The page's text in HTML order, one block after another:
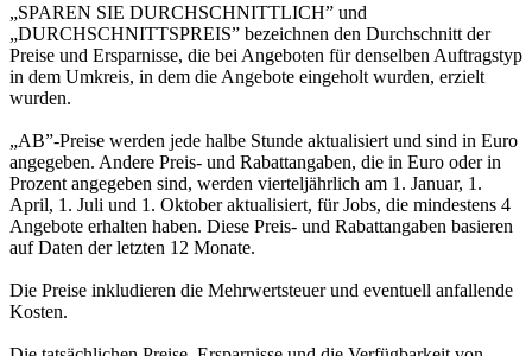
„SPAREN SIE DURCHSCHNITTLICH” und
„DURCHSCHNITTSPREIS” bezeichnen den Durchschnitt der
Preise und Ersparnisse, die bei Angeboten für denselben Auftragstyp
in dem Umkreis, in dem die Angebote eingeholt wurden, erzielt
wurden.
„AB”-Preise werden jede halbe Stunde aktualisiert und sind in Euro
angegeben. Andere Preis- und Rabattangaben, die in Euro oder in
Prozent angegeben sind, werden vierteljährlich am 1. Januar, 1.
April, 1. Juli und 1. Oktober aktualisiert, für Jobs, die mindestens 4
Angebote erhalten haben. Diese Preis- und Rabattangaben basieren
auf Daten der letzten 12 Monate.
Die Preise inkludieren die Mehrwertsteuer und eventuell anfallende
Kosten.